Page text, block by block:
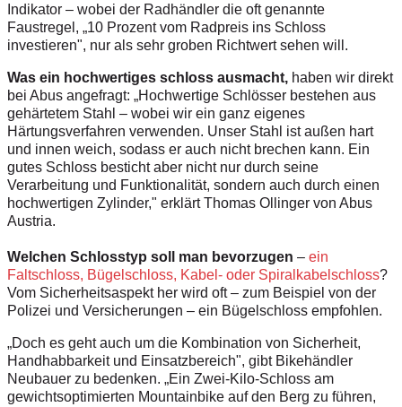
Indikator – wobei der Radhändler die oft genannte
Faustregel, „10 Prozent vom Radpreis ins Schloss
investieren", nur als sehr groben Richtwert sehen will.
Was ein hochwertiges schloss ausmacht, haben wir direkt
bei Abus angefragt: „Hochwertige Schlösser bestehen aus
gehärtetem Stahl – wobei wir ein ganz eigenes
Härtungsverfahren verwenden. Unser Stahl ist außen hart
und innen weich, sodass er auch nicht brechen kann. Ein
gutes Schloss besticht aber nicht nur durch seine
Verarbeitung und Funktionalität, sondern auch durch einen
hochwertigen Zylinder," erklärt Thomas Ollinger von Abus
Austria.
Welchen Schlosstyp soll man bevorzugen – ein
Faltschloss, Bügelschloss, Kabel- oder Spiralkabelschloss?
Vom Sicherheitsaspekt her wird oft – zum Beispiel von der
Polizei und Versicherungen – ein Bügelschloss empfohlen.
„Doch es geht auch um die Kombination von Sicherheit,
Handhabbarkeit und Einsatzbereich", gibt Bikehändler
Neubauer zu bedenken. „Ein Zwei-Kilo-Schloss am
gewichtsoptimierten Mountainbike auf den Berg zu führen,